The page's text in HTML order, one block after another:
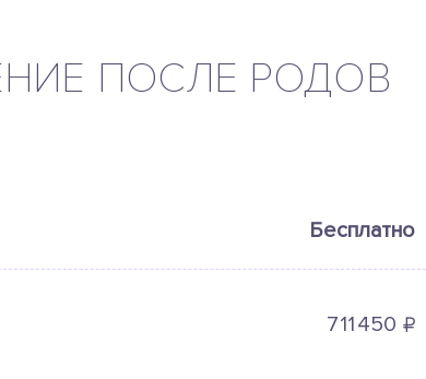
ПОСЛЕ РОДОВ
Бесплатно
711450 ₽